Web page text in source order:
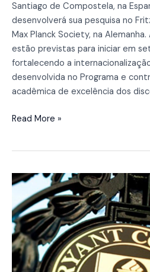
Santiago de Compostela, na
desenvolverá sua pesquisa no
Max Planck Society, na
estão previstas para iniciar em
fortalecendo a
desenvolvida no Programa e
acadêmica de excelência dos
Read More »
A
aluna
recebe
apoio
integral
para
particiação